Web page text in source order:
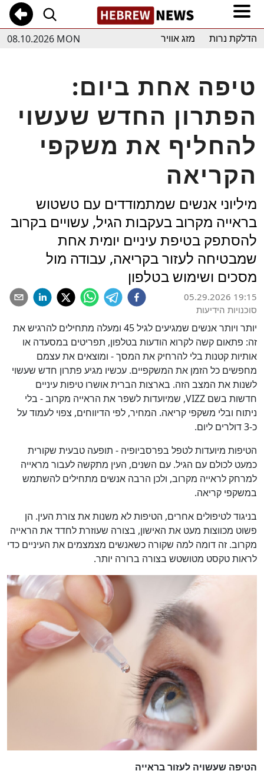
08.10.2026 MON הדלקת נרות מזג אוויר
טיפה אחת ביום:
הפתרון החדש שעשוי
להחליף את משקפי
הקריאה
מיליוני אנשים שמתמודדים עם טשטוש
בראייה מקרוב בעקבות הגיל, עשויים בקרוב
להסתפק בטיפת עיניים יומית אחת
שמבטיחה לעזור בקריאה, עבודה מול
מסכים ושימוש בטלפון
05.29.2026 19:15
סוכנויות הידיעות
יותר ויותר אנשים שמגיעים לגיל 45 ומעלה מתחילים להרגיש את
זה: פתאום קשה לקרוא הודעות בטלפון, תפריטים במסעדה או
אותיות קטנות בלי להרחיק את המסך - ומוצאים את עצמם
מחפשים כל הזמן את המשקפיים. עכשיו מגיע פתרון חדש שעשוי
לשנות את המצב הזה. בארצות הברית אושרו טיפות עיניים
חדשות בשם VIZZ, שמיועדות לשפר את הראייה מקרוב - בלי
ניתוח ובלי משקפי קריאה. המחיר, לפי הדיווחים, צפוי לעמוד על
כ-3 דולרים ליום.
הטיפות מיועדות לטפל בפרסביופיה - תופעה טבעית שקורית
כמעט לכולם עם הגיל. עם השנים, העין מתקשה לעבור מראייה
למרחק לראייה מקרוב, ולכן הרבה אנשים מתחילים להשתמש
במשקפי קריאה.
בניגוד לטיפולים אחרים, הטיפות לא משנות את צורת העין. הן
פשוט מכווצות מעט את האישון, בצורה שעוזרת לחדד את הראייה
מקרוב. זה דומה למה שקורה כשאנשים מצמצמים את העיניים כדי
לראות טקסט מטושטש בצורה ברורה יותר.
הטיפה שעשויה לעזור בראייה